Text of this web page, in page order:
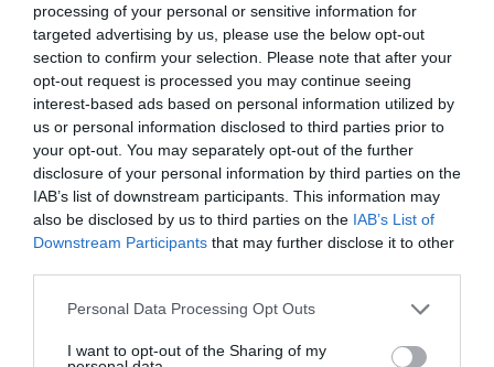
processing of your personal or sensitive information for
targeted advertising by us, please use the below opt-out
section to confirm your selection. Please note that after your
opt-out request is processed you may continue seeing
interest-based ads based on personal information utilized by
us or personal information disclosed to third parties prior to
your opt-out. You may separately opt-out of the further
disclosure of your personal information by third parties on the
IAB’s list of downstream participants. This information may
also be disclosed by us to third parties on the IAB’s List of
Downstream Participants that may further disclose it to other
Personal Data Processing Opt Outs
I want to opt-out of the Sharing of my
Spider-Man: Brand New Day, a crítica – Tom Holland consolida o
seu Peter Parker